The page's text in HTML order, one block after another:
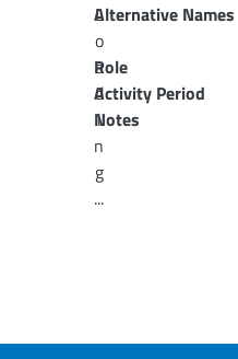
L
o
a
d
i
n
g
...
Alternative Names
Role
Activity Period
Notes